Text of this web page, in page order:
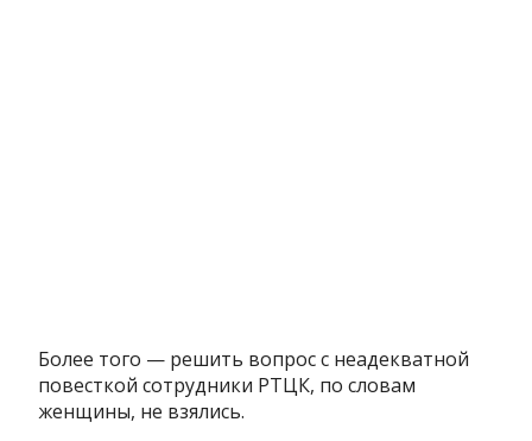
Более того — решить вопрос с неадекватной
повесткой сотрудники РТЦК, по словам
женщины, не взялись.